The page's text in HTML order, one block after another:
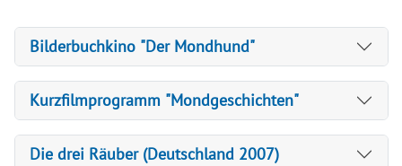
Bilderbuchkino "Der Mondhund"
Kurzfilmprogramm "Mondgeschichten"
Die drei Räuber (Deutschland 2007)